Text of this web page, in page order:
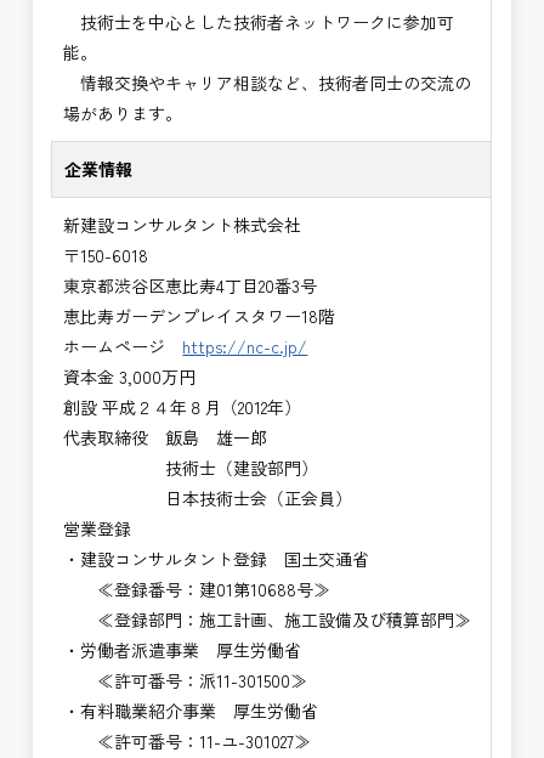
技術士を中心とした技術者ネットワークに参加可
能。
情報交換やキャリア相談など、技術者同士の交流の
場があります。
企業情報
新建設コンサルタント株式会社
〒150-6018
東京都渋谷区恵比寿4丁目20番3号
恵比寿ガーデンプレイスタワー18階
ホームページ https://nc-c.jp/
資本金 3,000万円
創設 平成２４年８月（2012年）
代表取締役 飯島 雄一郎
技術士（建設部門）
日本技術士会（正会員）
営業登録
・建設コンサルタント登録 国土交通省
≪登録番号：建01第10688号≫
≪登録部門：施工計画、施工設備及び積算部門≫
・労働者派遣事業 厚生労働省
≪許可番号：派11-301500≫
・有料職業紹介事業 厚生労働省
≪許可番号：11-ユ-301027≫